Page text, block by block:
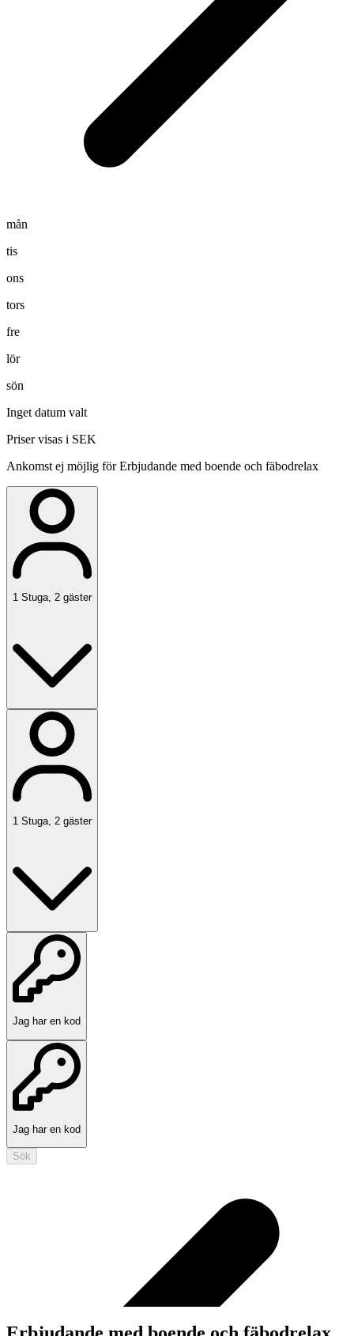
mån
tis
ons
tors
fre
lör
sön
Inget datum valt
Priser visas i SEK
Ankomst ej möjlig för Erbjudande med boende och fäbodrelax
1 Stuga, 2 gäster
1 Stuga 2 gäster
Jag har en kod
Jag har en kod
Sök